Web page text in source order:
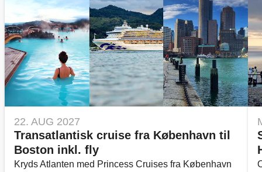
22. AUG 2027
Transatlantisk cruise fra København til
Boston inkl. fly
Kryds Atlanten med Princess Cruises fra København